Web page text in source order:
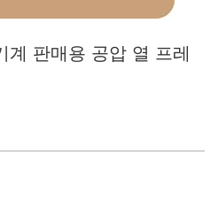
계 판매용 공압 열 프레